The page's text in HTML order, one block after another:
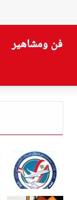
فن ومشاهير